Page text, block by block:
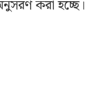
করা হচ্ছে।